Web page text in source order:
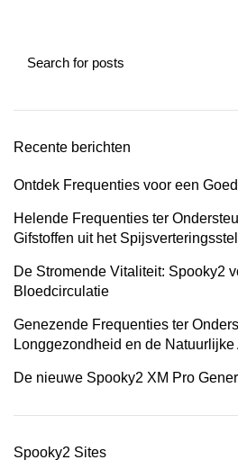
Recente berichten
Ontdek Frequenties voor een
Helende Frequenties ter
Gifstoffen uit het
De Stromende Vitaliteit: Spooky2
Bloedcirculatie
Genezende Frequenties ter
Longgezondheid en de Natuurlijke
De nieuwe Spooky2 XM Pro
Spooky2 Sites